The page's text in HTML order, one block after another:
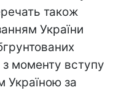
також
України
моменту вступу
Україною за